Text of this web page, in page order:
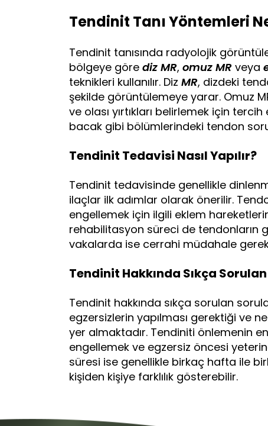
Tendinit Tanı Yöntemleri
Tendinit tanısında radyolojik
bölgeye göre diz MR, omuz MR veya
teknikleri kullanılır. Diz MR, dizdeki
şekilde görüntülemeye yarar. Omuz
ve olası yırtıkları belirlemek için
bacak gibi bölümlerindeki tendon
Tendinit Tedavisi Nasıl Yapılır?
Tendinit tedavisinde genellikle
ilaçlar ilk adımlar olarak önerilir.
engellemek için ilgili eklem
rehabilitasyon süreci de tendonların
vakalarda ise cerrahi müdahale
Tendinit Hakkında Sıkça
Tendinit hakkında sıkça sorulan
egzersizlerin yapılması gerektiği ve
yer almaktadır. Tendiniti önlemenin en
engellemek ve egzersiz öncesi
süresi ise genellikle birkaç hafta ile
kişiden kişiye farklılık gösterebilir.